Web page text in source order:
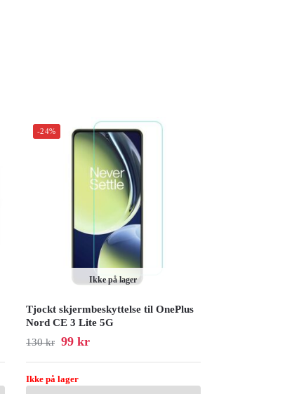
-24%
Ikke på lager
Tjockt skjermbeskyttelse til OnePlus
Nord CE 3 Lite 5G
130kr 99kr
Ikke på lager